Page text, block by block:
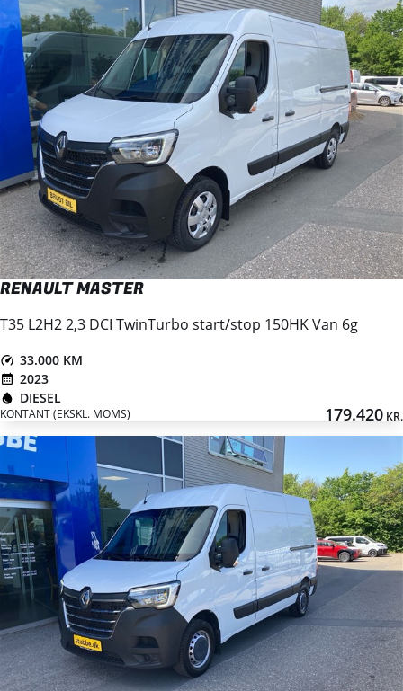
RENAULT MASTER
T35 L2H2 2,3 DCI TwinTurbo start/stop 150HK Van 6g
33.000 KM
2023
DIESEL
KONTANT (EKSKL. MOMS) 179.420 KR.